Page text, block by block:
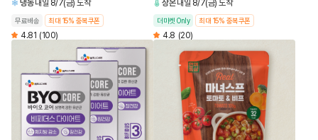
냉동 내일 8/7(금) 도착
무료배송 최대 15% 중복쿠폰
4.81 (100)
상온 내일 8/7(금) 도착
더마켓 Only 최대 15% 중복쿠폰
4.8 (20)